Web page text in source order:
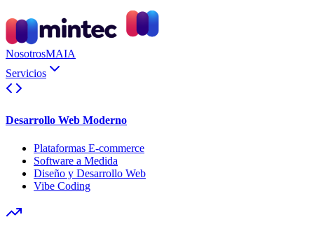
NosotrosMAIA
Servicios
Desarrollo Web Moderno
Plataformas E-commerce
Software a Medida
Diseño y Desarrollo Web
Vibe Coding